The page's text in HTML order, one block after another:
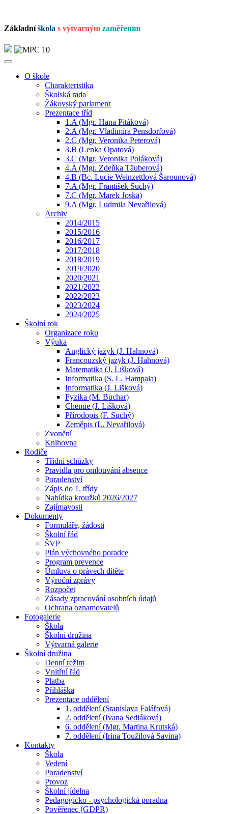
Základníškola s výtvarným zaměřením
O škole
Charakteristika
Školská rada
Žákovský parlament
Prezentace tříd
1.A (Mgr. Hana Pitáková)
2.A (Mgr. Vladimíra Pensdorfová)
2.C (Mgr. Veronika Peterová)
3.B (Lenka Opatová)
3.C (Mgr. Veronika Poláková)
4.A (Mgr. Zdeňka Täuberová)
4.B (Bc. Lucie Weinzettlová Šarounová)
7.A (Mgr. František Suchý)
7.C (Mgr. Marek Joska)
9.A (Mgr. Ludmila Nevařilová)
Archiv
2014/2015
2015/2016
2016/2017
2017/2018
2018/2019
2019/2020
2020/2021
2021/2022
2022/2023
2023/2024
2024/2025
Školní rok
Organizace roku
Výuka
Anglický jazyk (J. Hahnová)
Francouzský jazyk (J. Hahnová)
Matematika (J. Lišková)
Informatika (S. L. Hampala)
Informatika (J. Lišková)
Fyzika (M. Buchar)
Chemie (J. Lišková)
Přírodopis (F. Suchý)
Zeměpis (L. Nevařilová)
Zvonění
Knihovna
Rodiče
Třídní schůzky
Pravidla pro omlouvání absence
Poradenství
Zápis do 1. třídy
Nabídka kroužků 2026/2027
Zajímavosti
Dokumenty
Formuláře, žádosti
Školní řád
ŠVP
Plán výchovného poradce
Program prevence
Úmluva o právech dítěte
Výroční zprávy
Rozpočet
Zásady zpracování osobních údajů
Ochrana oznamovatelů
Fotogalerie
Škola
Školní družina
Výtvarná galerie
Školní družina
Denní režim
Vnitřní řád
Platba
Přihláška
Prezentace oddělení
1. oddělení (Stanislava Falářová)
2. oddělení (Ivana Sedláková)
6. oddělení (Mgr. Martina Krutská)
7. oddělení (Irina Toužilová Savina)
Kontakty
Škola
Vedení
Poradenství
Provoz
Školní jídelna
Pedagogicko - psychologická poradna
Pověřenec (GDPR)